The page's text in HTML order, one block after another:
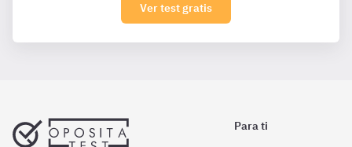
Ver test gratis
Para ti